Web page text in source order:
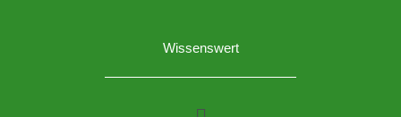
Wissenswert
Menü